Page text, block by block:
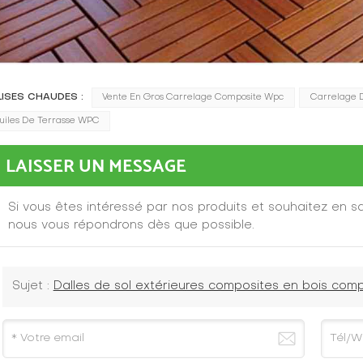
CHAUDES : Vente En Gros Carrelage Composite Wpc Carrelage
De Terrasse WPC
LAISSER UN MESSAGE
Si vous êtes intéressé par nos produits et souhaitez en
nous vous répondrons dès que possible.
Sujet : Dalles de sol extérieures composites en bois